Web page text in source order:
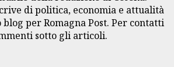
di politica, economia e attualità
blog per Romagna Post. Per contatti
sotto gli articoli.